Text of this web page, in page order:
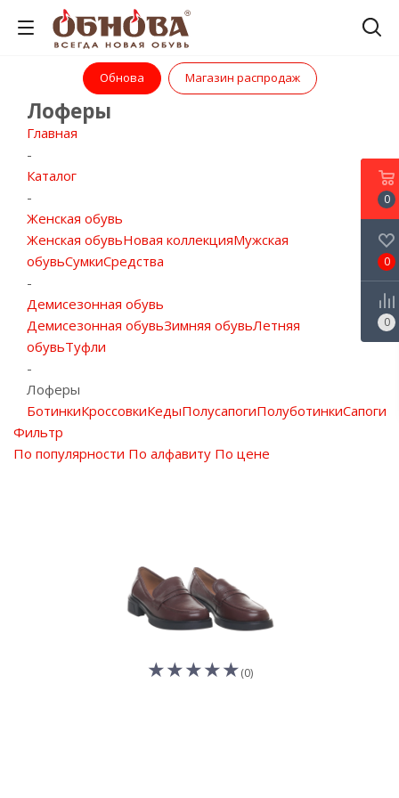
Обнова Магазин распродаж
Лоферы
Главная
-
Каталог
-
Женская обувь
Женская обувьНовая коллекцияМужская
обувьСумкиСредства
-
Демисезонная обувь
Демисезонная обувьЗимняя обувьЛетняя
обувьТуфли
-
Лоферы
БотинкиКроссовкиКедыПолусапогиПолуботинкиСапоги
Фильтр
По популярности По алфавиту По цене
(0)
0
0
0